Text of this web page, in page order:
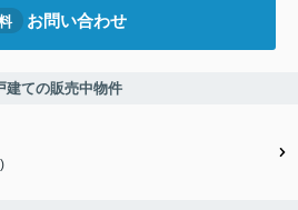
お問い合わせ
ての販売中物件